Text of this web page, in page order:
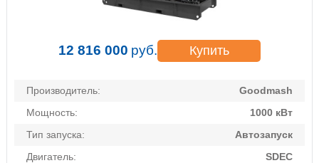
12 816 000 руб. Купить
Производитель:
Goodmash
Мощность:
1000 кВт
Тип запуска:
Автозапуск
Двигатель:
SDEC